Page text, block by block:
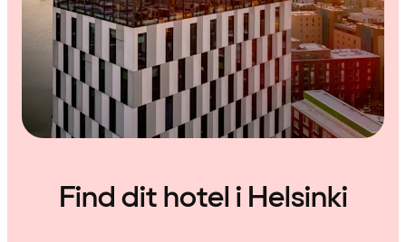
Find dit hotel i Helsinki